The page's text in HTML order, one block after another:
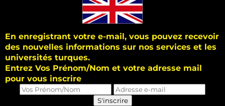
En enregistrant votre e-mail, vous pouvez recevoir
des nouvelles informations sur nos services et les
universités turques.
Entrez Vos Prénom/Nom et votre adresse mail
pour vous inscrire
S'inscrire